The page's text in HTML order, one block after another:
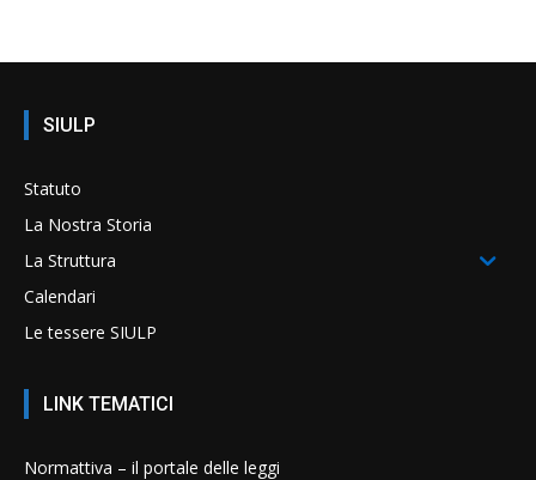
SIULP
Statuto
La Nostra Storia
La Struttura
Calendari
Le tessere SIULP
LINK TEMATICI
Normattiva – il portale delle leggi